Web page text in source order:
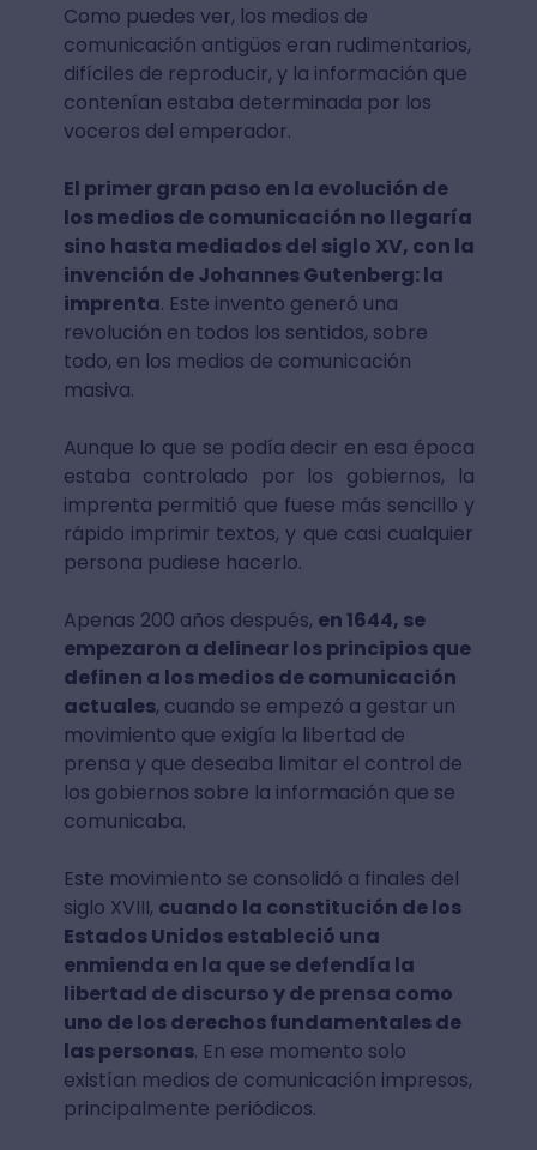
Como puedes ver, los medios de
comunicación antigüos eran rudimentarios,
difíciles de reproducir, y la información que
contenían estaba determinada por los
voceros del emperador.
El primer gran paso en la evolución de
los medios de comunicación no llegaría
sino hasta mediados del siglo XV, con la
invención de Johannes Gutenberg: la
imprenta. Este invento generó una
revolución en todos los sentidos, sobre
todo, en los medios de comunicación
masiva.
Aunque lo que se podía decir en esa época
estaba controlado por los gobiernos, la
imprenta permitió que fuese más sencillo y
rápido imprimir textos, y que casi cualquier
persona pudiese hacerlo.
Apenas 200 años después, en 1644, se
empezaron a delinear los principios que
definen a los medios de comunicación
actuales, cuando se empezó a gestar un
movimiento que exigía la libertad de
prensa y que deseaba limitar el control de
los gobiernos sobre la información que se
comunicaba.
Este movimiento se consolidó a finales del
siglo XVIII, cuando la constitución de los
Estados Unidos estableció una
enmienda en la que se defendía la
libertad de discurso y de prensa como
uno de los derechos fundamentales de
las personas. En ese momento solo
existían medios de comunicación impresos,
principalmente periódicos.